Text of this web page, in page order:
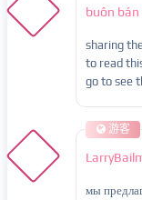
sharing
to read
go to see
游客
мы